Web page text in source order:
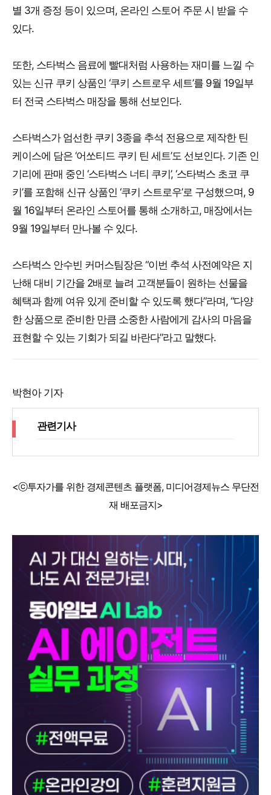
별 3개 증정 등이 있으며, 온라인 스토어 주문 시 받을 수
있다.
또한, 스타벅스 음료에 빨대처럼 사용하는 재미를 느낄 수
있는 신규 쿠키 상품인 ‘쿠키 스트로우 세트’를 9월 19일부
터 전국 스타벅스 매장을 통해 선보인다.
스타벅스가 엄선한 쿠키 3종을 추석 전용으로 제작한 틴
케이스에 담은 ‘어쏘티드 쿠키 틴 세트’도 선보인다. 기존 인
기리에 판매 중인 ‘스타벅스 너티 쿠키’, ‘스타벅스 초코 쿠
키’를 포함해 신규 상품인 ‘쿠키 스트로우’로 구성했으며, 9
월 16일부터 온라인 스토어를 통해 소개하고, 매장에서는
9월 19일부터 만나볼 수 있다.
스타벅스 안수빈 커머스팀장은 “이번 추석 사전예약은 지
난해 대비 기간을 2배로 늘려 고객분들이 원하는 선물을
혜택과 함께 여유 있게 준비할 수 있도록 했다”라며, “다양
한 상품으로 준비한 만큼 소중한 사람에게 감사의 마음을
표현할 수 있는 기회가 되길 바란다”라고 말했다.
박현아 기자
관련기사
<ⓒ투자가를 위한 경제콘텐츠 플랫폼, 미디어경제뉴스 무단전
재 배포금지>